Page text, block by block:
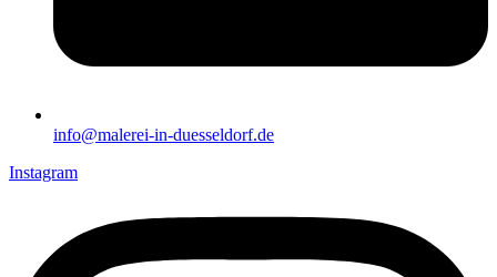
info@malerei-in-duesseldorf.de
Instagram